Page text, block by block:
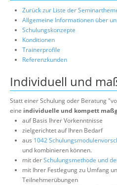
Zurück zur Liste der
Allgemeine Informationen über
Schulungskonzepte
Konditionen
Trainerprofile
Referenzkunden
Individuell und
Statt einer Schulung oder Beratung
eine individuelle und kompett
auf Basis Ihrer Vorkenntnisse
zielgerichtet auf Ihren Bedarf
aus 1042
und kombinieren können.
mit derSchulungsmethode und
mit Ihrer Festlegung zu Umfang
Teilnehmerübungen